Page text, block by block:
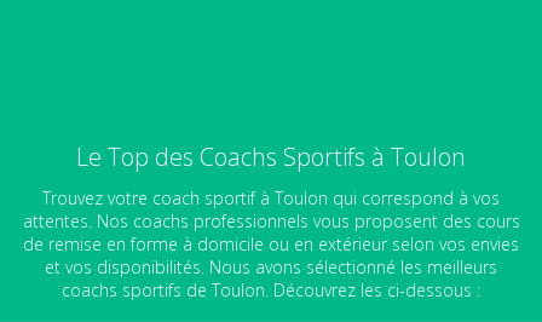
Le Top des Coachs Sportifs à Toulon
Trouvez votre coach sportif à Toulon qui correspond à vos
attentes. Nos coachs professionnels vous proposent des cours
de remise en forme à domicile ou en extérieur selon vos envies
et vos disponibilités. Nous avons sélectionné les meilleurs
coachs sportifs de Toulon. Découvrez les ci-dessous :